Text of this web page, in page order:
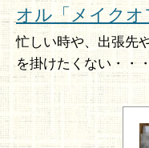
オル「メイク
忙しい時や、出張先
を掛けたくない・・